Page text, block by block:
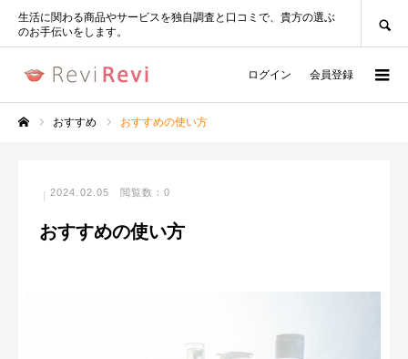
生活に関わる商品やサービスを独自調査と口コミで、貴方の選ぶ
のお手伝いをします。
ログイン 会員登録
おすすめ おすすめの使い方
2024.02.05 閲覧数：0
おすすめの使い方